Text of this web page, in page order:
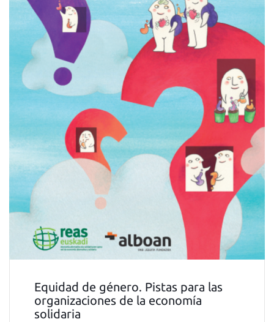
Equidad de género. Pistas para las
organizaciones de la economía
solidaria